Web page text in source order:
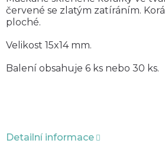
červené se zlatým zatíráním.
ploché.
Velikost 15x14 mm.
Balení obsahuje 6 ks nebo 30 ks.
Detailní informace